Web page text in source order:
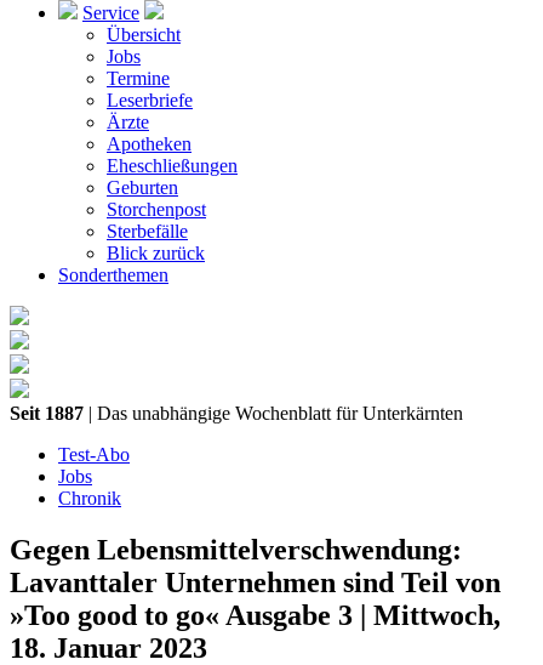
Service
Übersicht
Jobs
Termine
Leserbriefe
Ärzte
Apotheken
Eheschließungen
Geburten
Storchenpost
Sterbefälle
Blick zurück
Sonderthemen
Seit 1887 | Das unabhängige Wochenblatt für Unterkärnten
Test-Abo
Jobs
Chronik
Gegen Lebensmittelverschwendung:
Lavanttaler Unternehmen sind Teil von
»Too good to go« Ausgabe 3 | Mittwoch,
18. Januar 2023